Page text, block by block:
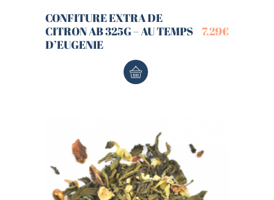
CONFITURE EXTRA DE
CITRON AB 325G – AU TEMPS
D’EUGENIE
7,29€